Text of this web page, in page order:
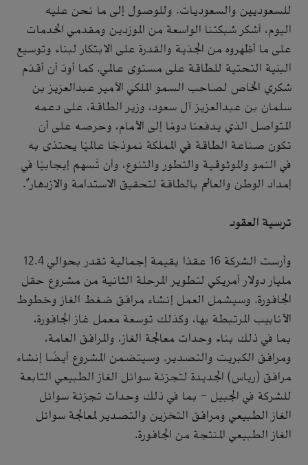
للسعوديين والسعوديات. وللوصول إلى ما نحن عليه
اليوم، أشكر شبكتنا الواسعة من المورّدين ومقدمي الخدمات
على ما أظهروه من الجدّية والقدرة على الابتكار لبناء وتوسيع
البنية التحتية للطاقة على مستوى عالمي. كما أودّ أن أقدّم
شكري الخاص لصاحب السمو الملكي الأمير عبدالعزيز بن
سلمان بن عبدالعزيز آل سعود، وزير الطاقة، على دعمه
المتواصل الذي يدفعنا دومًا إلى الأمام، وحرصه على أن
تكون صناعة الطاقة في المملكة نموذجًا عالميًا يحتذى به
في النمو والموثوقية والتطور والتنوع، وأن تُسهم إيجابيًا في
إمداد الوطن والعالم بالطاقة لتحقيق الاستدامة والازدهار".
ترسية العقود
وأرست الشركة 16 عقدًا بقيمة إجمالية تقدر بحوالي 12.4
مليار دولار أمريكي لتطوير المرحلة الثانية من مشروع حقل
الجافورة. وسيشمل العمل إنشاء مرافق ضغط الغاز وخطوط
الأنابيب المرتبطة بها، وكذلك توسعة معمل غاز الجافورة،
بما في ذلك بناء وحدات معالجة الغاز، والمرافق العامة،
ومرافق الكبريت والتصدير. وسيتضمن المشروع أيضًا إنشاء
مرافق (رياس) الجديدة لتجزئة سوائل الغاز الطبيعي التابعة
للشركة في الجبيل - بما في ذلك وحدات تجزئة سوائل
الغاز الطبيعي ومرافق التخزين والتصدير لمعالجة سوائل
الغاز الطبيعي المنتجة من الجافورة.